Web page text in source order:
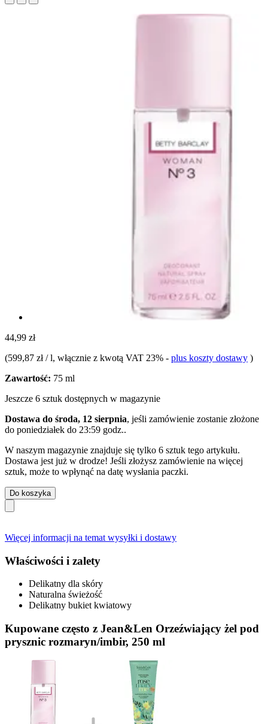
44,99 zł
(599,87 zł / l, włącznie z kwotą VAT 23% - plus koszty dostawy )
Zawartość: 75 ml
Jeszcze 6 sztuk dostępnych w magazynie
Dostawa do środa, 12 sierpnia, jeśli zamówienie zostanie złożone
do poniedziałek do 23:59 godz..
W naszym magazynie znajduje się tylko 6 sztuk tego artykułu.
Dostawa jest już w drodze! Jeśli złożysz zamówienie na więcej
sztuk, może to wpłynąć na datę wysłania paczki.
Do koszyka
Więcej informacji na temat wysyłki i dostawy
Właściwości i zalety
Delikatny dla skóry
Naturalna świeżość
Delikatny bukiet kwiatowy
Kupowane często z Jean&Len Orzeźwiający żel pod
prysznic rozmaryn/imbir, 250 ml